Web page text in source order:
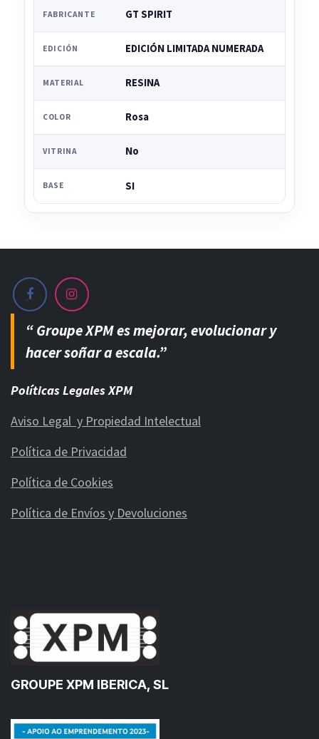
FABRICANTE GT SPIRIT
EDICIÓN EDICIÓN LIMITADA NUMERADA
MATERIAL RESINA
COLOR Rosa
VITRINA No
BASE SI
“ Groupe XPM es mejorar, evolucionar y
hacer soñar a escala.”
Políticas Legales XPM
Aviso Legal y Propiedad Intelectual
Política de Privacidad
Política de Cookies
Política de Envíos y Devoluciones
GROUPE XPM IBERICA, SL